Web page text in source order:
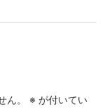
。 ※ が付いてい